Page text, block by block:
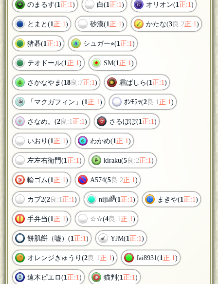
のまるす(1正:1) 白(1正:1) オリオン(1正:1)
とまと(1正:1) 砂漠(1正:1) かたな(3良:2正:1)
猪碁(1正:1) シュガー⭐︎(1正:1)
テオドール(1正:1) SM(1正:1)
さかなやま(18良:7正:1) 霜ばしら(1正:1)
「マクガフィン」(1正:1) ｵﾝﾓﾗｯ(2良:1正:1)
さなめ。(2良:1正:1) さるぼぼ(1正:1)
いおり(1正:1) わかめ(1正:1)
左左右衛門(1正:1) kiraku(5良:2正:1)
輪ゴム(1正:1) A574(5良:2正:1)
カブ2(2良:1正:1) niji🌈(1正:1) まきや(1正:1)
手弁当(1正:1) ☆☆(4良:1正:1)
餅肌餅（嘘）(1正:1) YJM(1正:1)
オレンジきゅうり(2良:1正:1) fai8931(1正:1)
遠木ピエロ(1正:1) 猫判(1正:1)